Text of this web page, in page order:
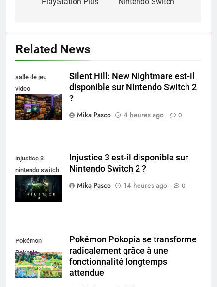
Related News
salle de jeu
video
collectionneur
Silent Hill: New Nightmare est-il
disponible sur Nintendo Switch 2
?
Mika Pasco
4 heures ago 0
injustice 3
nintendo switch
Injustice 3 est-il disponible sur
Nintendo Switch 2 ?
Mika Pasco
14 heures ago 0
Pokémon
Pokopia
Pokémon Pokopia se transforme
radicalement grâce à une
fonctionnalité longtemps
attendue